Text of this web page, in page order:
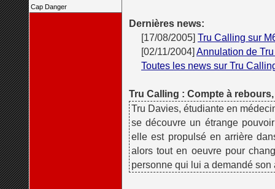
Cap Danger
Dernières news:
[17/08/2005] Tru Calling sur
[02/11/2004] Annulation de
Toutes les news sur Tru
Tru Calling : Compte à
Tru Davies, étudiante en
se découvre un étrange
elle est propulsé en arrière
alors tout en oeuvre pour
personne qui lui a demandé son